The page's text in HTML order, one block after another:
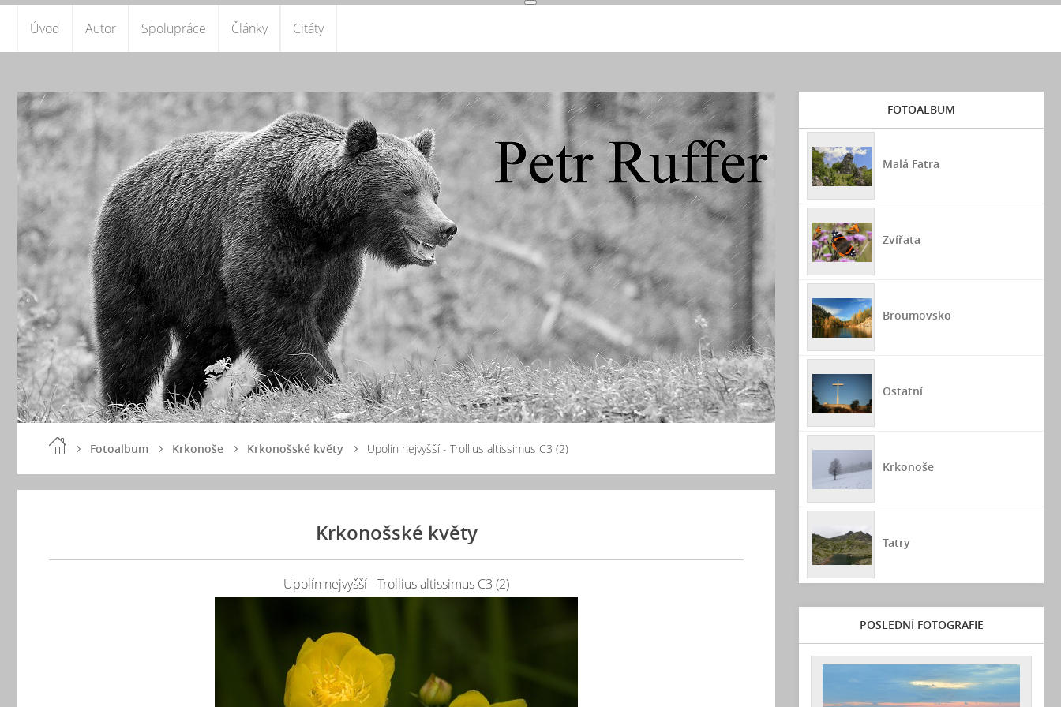
Úvod Autor Spolupráce Články Citáty
Fotoalbum Krkonoše Krkonošské květy Upolín nejvyšší - Trollius altissimus C3 (2)
Krkonošské květy
Upolín nejvyšší - Trollius altissimus C3 (2)
FOTOALBUM
Malá Fatra
Zvířata
Broumovsko
Ostatní
Krkonoše
Tatry
POSLEDNÍ FOTOGRAFIE